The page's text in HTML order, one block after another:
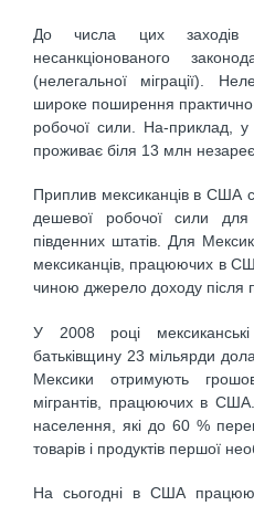
До числа цих заходів
несанкціонованого
(нелегальної міграції).
широке поширення практично
робочої сили. На-приклад,
проживає біля 13 млн
Приплив мексиканців в США
дешевої робочої сили для
південних штатів. Для
мексиканців, працюючих в
чиною джерело доходу після
У 2008 році
батьківщину 23 мільярди
Мексики отримують
мігрантів, працюючих в
населення, які до 60 %
товарів і продуктів першої
На сьогодні в США